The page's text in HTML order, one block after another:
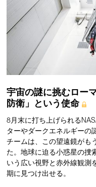
宇宙の謎に挑むロー
防衛」という使命
8月末に打ち上げられる
ターやダークエネルギーの
チームは、この望遠鏡がも
た。地球に迫る小惑星の捜
いう広い視野と赤外線観測
期に見つけ出せる。